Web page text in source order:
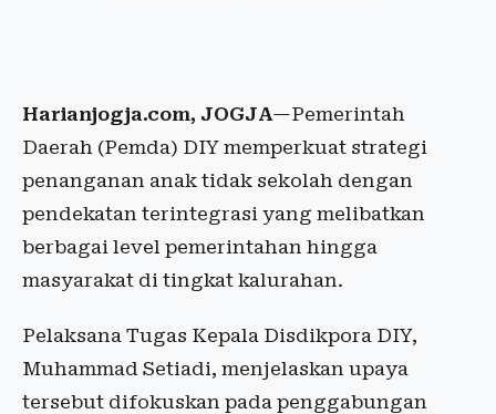
Harianjogja.com, JOGJA—Pemerintah
Daerah (Pemda) DIY memperkuat strategi
penanganan anak tidak sekolah dengan
pendekatan terintegrasi yang melibatkan
berbagai level pemerintahan hingga
masyarakat di tingkat kalurahan.
Pelaksana Tugas Kepala Disdikpora DIY,
Muhammad Setiadi, menjelaskan upaya
tersebut difokuskan pada penggabungan